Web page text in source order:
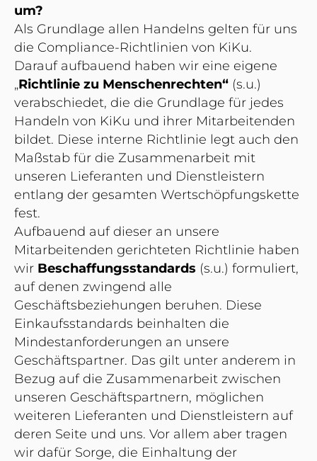
um?
Als Grundlage allen Handelns gelten für uns
die Compliance-Richtlinien von KiKu.
Darauf aufbauend haben wir eine eigene
„Richtlinie zu Menschenrechten“ (s.u.)
verabschiedet, die die Grundlage für jedes
Handeln von KiKu und ihrer Mitarbeitenden
bildet. Diese interne Richtlinie legt auch den
Maßstab für die Zusammenarbeit mit
unseren Lieferanten und Dienstleistern
entlang der gesamten Wertschöpfungskette
fest.
Aufbauend auf dieser an unsere
Mitarbeitenden gerichteten Richtlinie haben
wir Beschaffungsstandards (s.u.) formuliert,
auf denen zwingend alle
Geschäftsbeziehungen beruhen. Diese
Einkaufsstandards beinhalten die
Mindestanforderungen an unsere
Geschäftspartner. Das gilt unter anderem in
Bezug auf die Zusammenarbeit zwischen
unseren Geschäftspartnern, möglichen
weiteren Lieferanten und Dienstleistern auf
deren Seite und uns. Vor allem aber tragen
wir dafür Sorge, die Einhaltung der